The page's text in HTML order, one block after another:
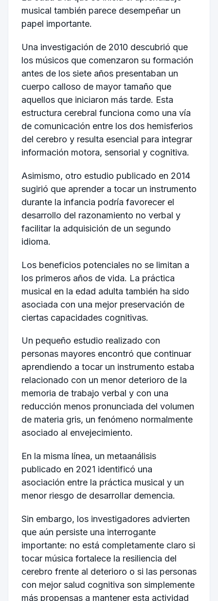
musical también parece desempeñar un
papel importante.
Una investigación de 2010 descubrió que
los músicos que comenzaron su formación
antes de los siete años presentaban un
cuerpo calloso de mayor tamaño que
aquellos que iniciaron más tarde. Esta
estructura cerebral funciona como una vía
de comunicación entre los dos hemisferios
del cerebro y resulta esencial para integrar
información motora, sensorial y cognitiva.
Asimismo, otro estudio publicado en 2014
sugirió que aprender a tocar un instrumento
durante la infancia podría favorecer el
desarrollo del razonamiento no verbal y
facilitar la adquisición de un segundo
idioma.
Los beneficios potenciales no se limitan a
los primeros años de vida. La práctica
musical en la edad adulta también ha sido
asociada con una mejor preservación de
ciertas capacidades cognitivas.
Un pequeño estudio realizado con
personas mayores encontró que continuar
aprendiendo a tocar un instrumento estaba
relacionado con un menor deterioro de la
memoria de trabajo verbal y con una
reducción menos pronunciada del volumen
de materia gris, un fenómeno normalmente
asociado al envejecimiento.
En la misma línea, un metaanálisis
publicado en 2021 identificó una
asociación entre la práctica musical y un
menor riesgo de desarrollar demencia.
Sin embargo, los investigadores advierten
que aún persiste una interrogante
importante: no está completamente claro si
tocar música fortalece la resiliencia del
cerebro frente al deterioro o si las personas
con mejor salud cognitiva son simplemente
más propensas a mantener esta actividad